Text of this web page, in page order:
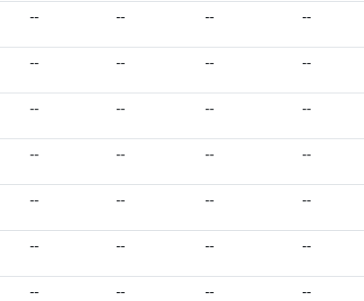
-- -- -- --
-- -- -- --
-- -- -- --
-- -- -- --
-- -- -- --
-- -- -- --
-- -- -- --